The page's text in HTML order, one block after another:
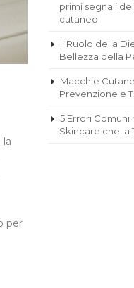
la
per
primi segnali
cutaneo
Il Ruolo della
Bellezza della
Macchie
Prevenzione e
5 Errori Comuni
Skincare che la